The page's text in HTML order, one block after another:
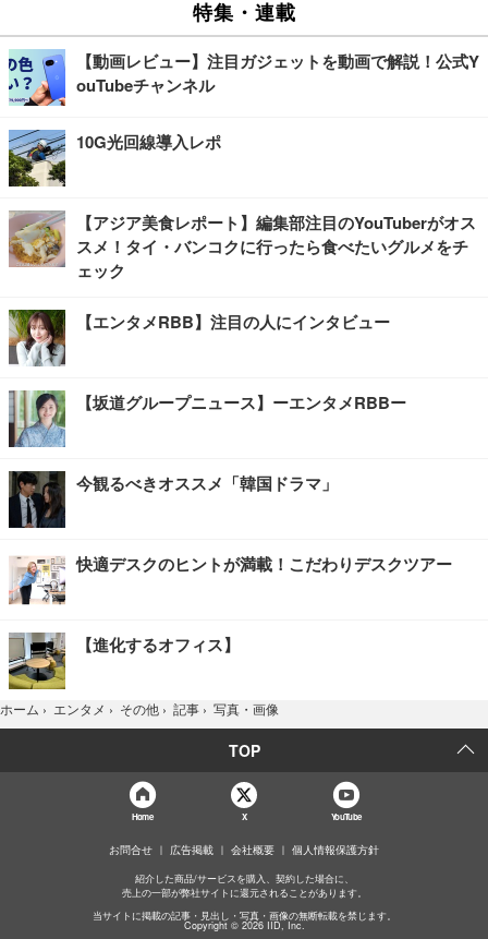
特集・連載
【動画レビュー】注目ガジェットを動画で解説！公式Y
ouTubeチャンネル
10G光回線導入レポ
【アジア美食レポート】編集部注目のYouTuberがオス
スメ！タイ・バンコクに行ったら食べたいグルメをチ
ェック
【エンタメRBB】注目の人にインタビュー
【坂道グループニュース】ーエンタメRBBー
今観るべきオススメ「韓国ドラマ」
快適デスクのヒントが満載！こだわりデスクツアー
【進化するオフィス】
ホーム › エンタメ › その他 › 記事 › 写真・画像
TOP
Home X YouTube
お問合せ 広告掲載 会社概要 個人情報保護方針
紹介した商品/サービスを購入、契約した場合に、
売上の一部が弊社サイトに還元されることがあります。
当サイトに掲載の記事・見出し・写真・画像の無断転載を禁じます。
Copyright © 2026 IID, Inc.